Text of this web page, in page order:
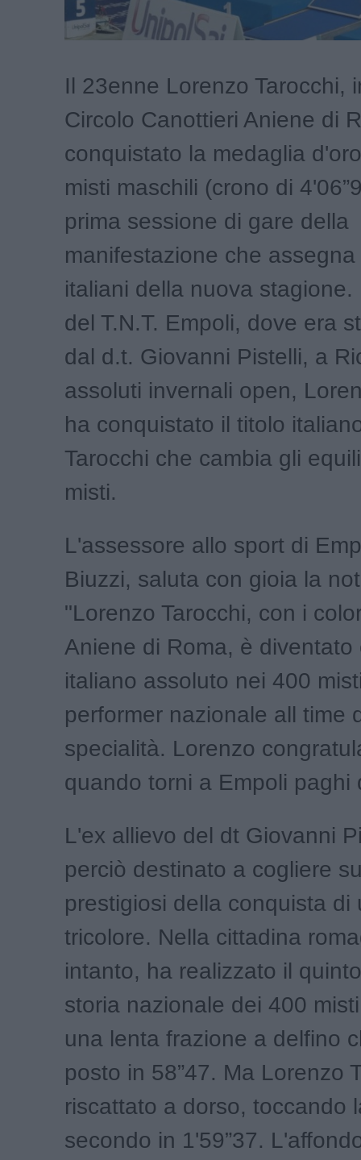
Il 23enne Lorenzo Tarocchi,
Circolo Canottieri Aniene di
conquistato la medaglia
misti maschili (crono di
prima sessione di gare della
manifestazione che
italiani della nuova stagione.
del T.N.T. Empoli, dove era
dal d.t. Giovanni Pistelli, a
assoluti invernali open,
ha conquistato il titolo
Tarocchi che cambia gli
misti.
L'assessore allo sport di
Biuzzi, saluta con gioia la
"Lorenzo Tarocchi, con i
Aniene di Roma, è diventato
italiano assoluto nei 400
performer nazionale all time
specialità. Lorenzo
quando torni a Empoli paghi
L'ex allievo del dt Giovanni
perciò destinato a cogliere
prestigiosi della conquista di
tricolore. Nella cittadina
intanto, ha realizzato il
storia nazionale dei 400
una lenta frazione a delfino
posto in 58”47. Ma Lorenzo
riscattato a dorso, toccando
secondo in 1'59”37.